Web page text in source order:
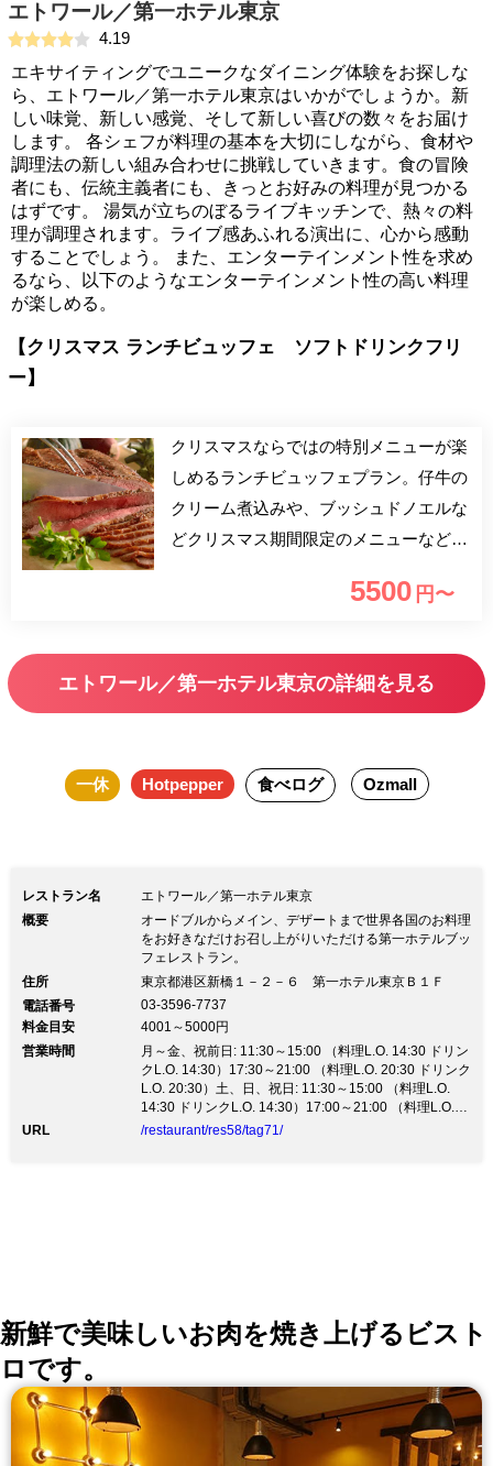
エトワール／第一ホテル東京
4.19
エキサイティングでユニークなダイニング体験をお探しな
ら、エトワール／第一ホテル東京はいかがでしょうか。新
しい味覚、新しい感覚、そして新しい喜びの数々をお届け
します。 各シェフが料理の基本を大切にしながら、食材や
調理法の新しい組み合わせに挑戦していきます。食の冒険
者にも、伝統主義者にも、きっとお好みの料理が見つかる
はずです。 湯気が立ちのぼるライブキッチンで、熱々の料
理が調理されます。ライブ感あふれる演出に、心から感動
することでしょう。 また、エンターテインメント性を求め
るなら、以下のようなエンターテインメント性の高い料理
が楽しめる。
【クリスマス ランチビュッフェ ソフトドリンクフリ
ー】
クリスマスならではの特別メニューが楽
しめるランチビュッフェプラン。仔牛の
クリーム煮込みや、ブッシュドノエルな
どクリスマス期間限定のメニューなど約
さわしい料理の数々を味わいながら、優
5500 円〜
エトワール／第一ホテル東京の詳細を見る
一休 Hotpepper 食べログ Ozmall
レストラン名
エトワール／第一ホテル東京
概要
オードブルからメイン、デザートまで世界各国のお料理
をお好きなだけお召し上がりいただける第一ホテルブッ
フェレストラン。
住所
東京都港区新橋１－２－６ 第一ホテル東京Ｂ１Ｆ
電話番号
03-3596-7737
料金目安
4001～5000円
営業時間
月～金、祝前日: 11:30～15:00 （料理L.O. 14:30 ドリン
クL.O. 14:30）17:30～21:00 （料理L.O. 20:30 ドリンク
L.O. 20:30）土、日、祝日: 11:30～15:00 （料理L.O.
14:30 ドリンクL.O. 14:30）17:00～21:00 （料理L.O.
20:30 ドリンクL.O. 20:30）
URL /restaurant/res58/tag71/
新鮮で美味しいお肉を焼き上げるビスト
ロです。